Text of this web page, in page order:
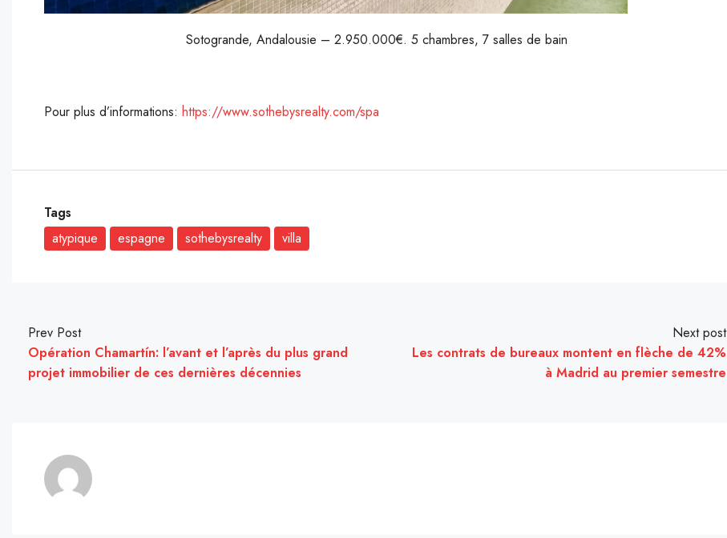
Sotogrande, Andalousie – 2.950.000€. 5 chambres, 7 salles de bain
Pour plus d’informations: https://www.sothebysrealty.com/spa
Tags
atypique
espagne sothebysrealty villa
Prev Post
Opération Chamartín: l’avant et l’après du plus grand
projet immobilier de ces dernières décennies
Next post
Les contrats de bureaux montent en flèche de 42%
à Madrid au premier semestre